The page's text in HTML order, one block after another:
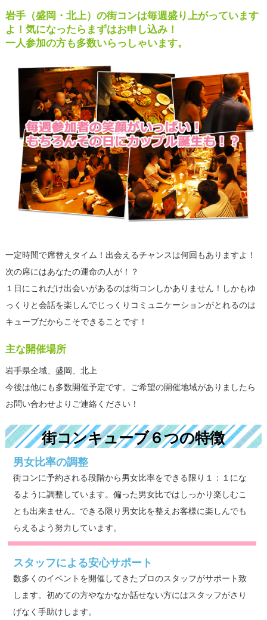
岩手（盛岡・北上）の街コンは毎週盛り上がっています
よ！気になったらまずはお申し込み！
一人参加の方も多数いらっしゃいます。
一定時間で席替えタイム！出会えるチャンスは何回もありますよ！
次の席にはあなたの運命の人が！？
１日にこれだけ出会いがあるのは街コンしかありません！しかもゆ
っくりと会話を楽しんでじっくりコミュニケーションがとれるのは
キューブだからこそできることです！
主な開催場所
岩手県全域、盛岡、北上
今後は他にも多数開催予定です。ご希望の開催地域がありましたら
お問い合わせよりご連絡ください！
街コンキューブ６つの特徴
男女比率の調整
街コンに予約される段階から男女比率をできる限り１：１にな
るように調整しています。偏った男女比ではしっかり楽しむこ
とも出来ません。できる限り男女比を整えお客様に楽しんでも
らえるよう努力しています。
スタッフによる安心サポート
数多くのイベントを開催してきたプロのスタッフがサポート致
します。初めての方やなかなか話せない方にはスタッフがさり
げなく手助けします。